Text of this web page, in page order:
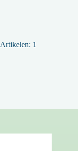
Artikelen: 1